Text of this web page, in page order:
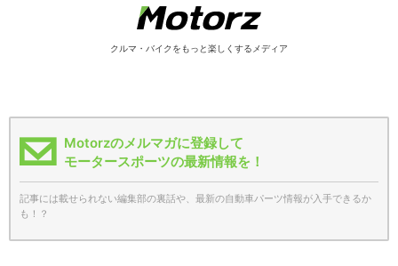
クルマ・バイクをもっと楽しくするメディア
Motorzのメルマガに登録して
モータースポーツの最新情報を！
記事には載せられない編集部の裏話や、最新の自動車パーツ情報が入手できるか
も！？